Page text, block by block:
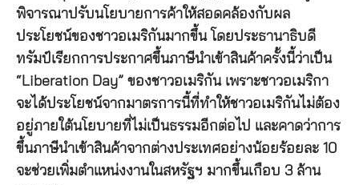
พิจารณาปรับนโยบายการค้าให้สอดคล้องกับผล
ประโยชน์ของชาวอเมริกันมากขึ้น โดยประธานาธิบดี
ทรัมป์เรียกการประกาศขึ้นภาษีนำเข้าสินค้าครั้งนี้ว่าเป็น
“Liberation Day” ของชาวอเมริกัน เพราะชาวอเมริกา
จะได้ประโยชน์จากมาตรการนี้ที่ทำให้ชาวอเมริกันไม่ต้อง
อยู่ภายใต้นโยบายที่ไม่เป็นธรรมอีกต่อไป และคาดว่าการ
ขึ้นภาษีนำเข้าสินค้าจากต่างประเทศอย่างน้อยร้อยละ 10
จะช่วยเพิ่มตำแหน่งงานในสหรัฐฯ มากขึ้นเกือบ 3 ล้าน